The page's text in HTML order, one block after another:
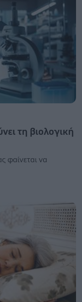
τη βιολογική
φαίνεται να